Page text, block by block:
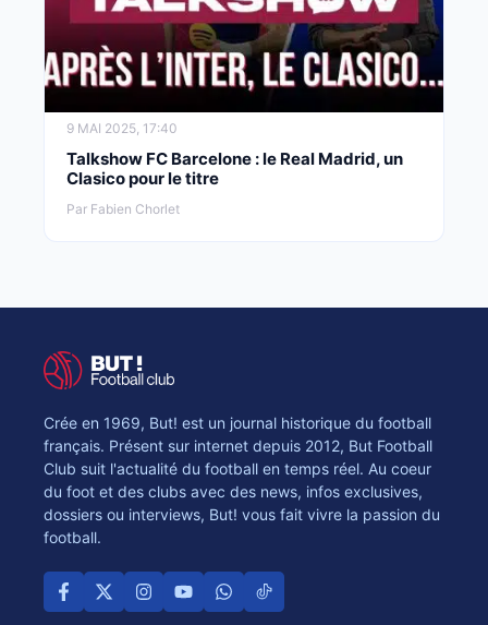
9 MAI 2025, 17:40
Talkshow FC Barcelone : le Real Madrid, un
Clasico pour le titre
Par Fabien Chorlet
Crée en 1969, But! est un journal historique du football
français. Présent sur internet depuis 2012, But Football
Club suit l'actualité du football en temps réel. Au coeur
du foot et des clubs avec des news, infos exclusives,
dossiers ou interviews, But! vous fait vivre la passion du
football.